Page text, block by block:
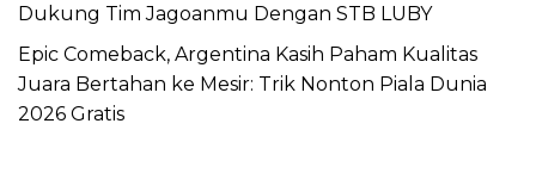
Dukung Tim Jagoanmu Dengan STB LUBY
Epic Comeback, Argentina Kasih Paham Kualitas
Juara Bertahan ke Mesir: Trik Nonton Piala Dunia
2026 Gratis